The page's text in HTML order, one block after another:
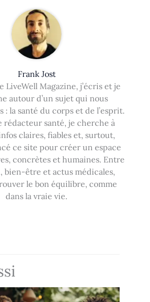
Frank Jost
LiveWell Magazine, j’écris et je
autour d’un sujet qui nous
: la santé du corps et de l’esprit.
rédacteur santé, je cherche à
claires, fiables et, surtout,
ce site pour créer un espace
concrètes et humaines. Entre
bien-être et actus médicales,
le bon équilibre, comme
dans la vraie vie.